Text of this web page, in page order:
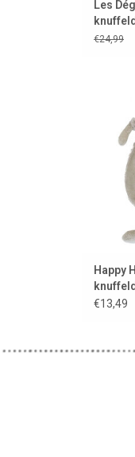
Les
€24,99
Stoer
Happy
€13,49